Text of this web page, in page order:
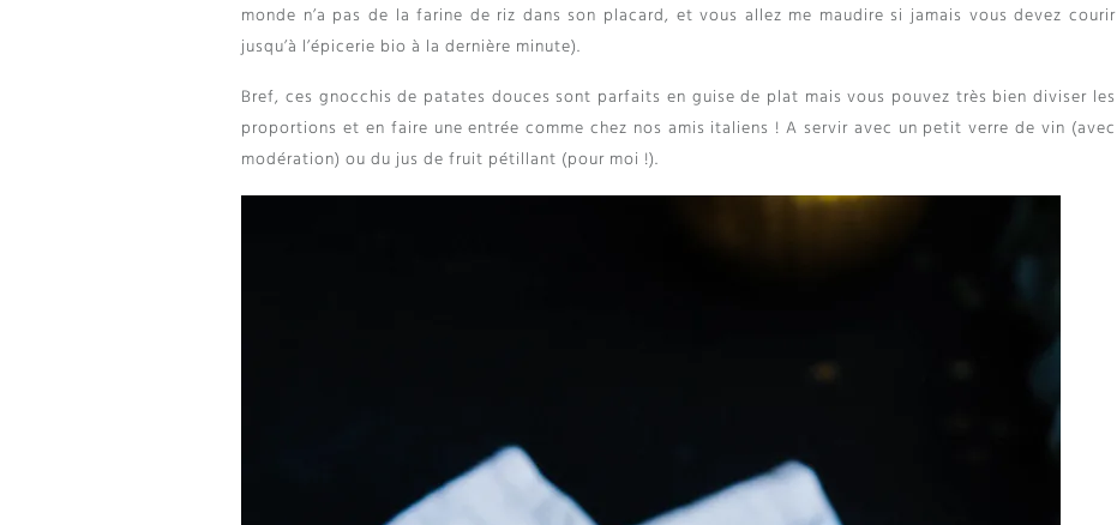
monde n’a pas de la farine de riz dans son placard, et vous allez me maudire si jamais vous devez courir
jusqu’à l’épicerie bio à la dernière minute).
Bref, ces gnocchis de patates douces sont parfaits en guise de plat mais vous pouvez très bien diviser les
proportions et en faire une entrée comme chez nos amis italiens ! A servir avec un petit verre de vin (avec
modération) ou du jus de fruit pétillant (pour moi !).